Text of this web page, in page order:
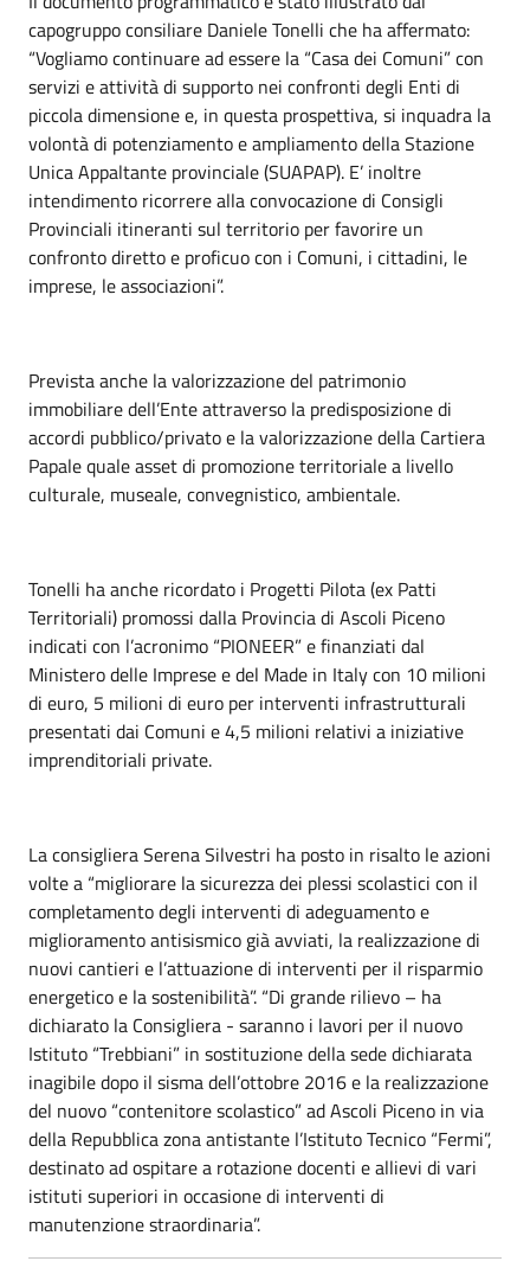
capogruppo consiliare Daniele Tonelli che ha affermato:
“Vogliamo continuare ad essere la “Casa dei Comuni” con
servizi e attività di supporto nei confronti degli Enti di
piccola dimensione e, in questa prospettiva, si inquadra la
volontà di potenziamento e ampliamento della Stazione
Unica Appaltante provinciale (SUAPAP). E’ inoltre
intendimento ricorrere alla convocazione di Consigli
Provinciali itineranti sul territorio per favorire un
confronto diretto e proficuo con i Comuni, i cittadini, le
imprese, le associazioni”.
Prevista anche la valorizzazione del patrimonio
immobiliare dell’Ente attraverso la predisposizione di
accordi pubblico/privato e la valorizzazione della Cartiera
Papale quale asset di promozione territoriale a livello
culturale, museale, convegnistico, ambientale.
Tonelli ha anche ricordato i Progetti Pilota (ex Patti
Territoriali) promossi dalla Provincia di Ascoli Piceno
indicati con l’acronimo “PIONEER” e finanziati dal
Ministero delle Imprese e del Made in Italy con 10 milioni
di euro, 5 milioni di euro per interventi infrastrutturali
presentati dai Comuni e 4,5 milioni relativi a iniziative
imprenditoriali private.
La consigliera Serena Silvestri ha posto in risalto le azioni
volte a “migliorare la sicurezza dei plessi scolastici con il
completamento degli interventi di adeguamento e
miglioramento antisismico già avviati, la realizzazione di
nuovi cantieri e l’attuazione di interventi per il risparmio
energetico e la sostenibilità”. “Di grande rilievo – ha
dichiarato la Consigliera - saranno i lavori per il nuovo
Istituto “Trebbiani” in sostituzione della sede dichiarata
inagibile dopo il sisma dell’ottobre 2016 e la realizzazione
del nuovo “contenitore scolastico” ad Ascoli Piceno in via
della Repubblica zona antistante l’Istituto Tecnico “Fermi”,
destinato ad ospitare a rotazione docenti e allievi di vari
istituti superiori in occasione di interventi di
manutenzione straordinaria”.